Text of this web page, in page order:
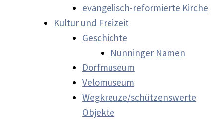
evangelisch-reformierte Kirche
Kultur und Freizeit
Geschichte
Nunninger Namen
Dorfmuseum
Velomuseum
Wegkreuze/schützenswerte
Objekte